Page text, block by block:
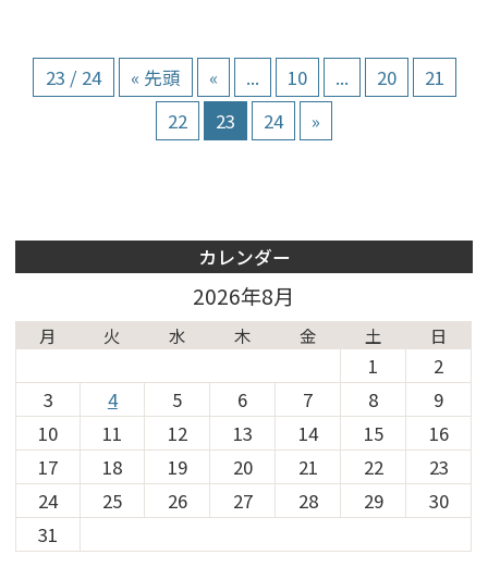
23 / 24 « 先頭 « ... 10 ... 20
21
22
23 24 »
カレンダー
2026年8月
月 火 水 木 金 土 日
1
2
3
4 5 6 7 8
9
10
11 12 13 14 15
16
17
18 19 20 21 22
23
24
25 26 27 28 29
30
31